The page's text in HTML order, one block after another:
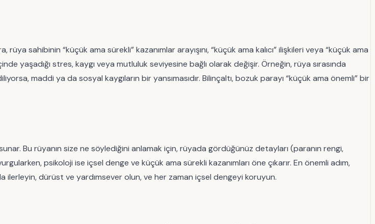
sahibinin “küçük ama sürekli” kazanımlar arayışını, “küçük ama kalıcı” ilişkileri veya “küçük ama
yaşadığı stres, kaygı veya mutluluk seviyesine bağlı olarak değişir. Örneğin, rüya sırasında
maddi ya da sosyal kaygıların bir yansımasıdır. Bilinçaltı, bozuk parayı “küçük ama önemli” bir
Bu rüyanın size ne söylediğini anlamak için, rüyada gördüğünüz detayları (paranın rengi,
psikoloji ise içsel denge ve küçük ama sürekli kazanımları öne çıkarır. En önemli adım,
ilerleyin, dürüst ve yardımsever olun, ve her zaman içsel dengeyi koruyun.